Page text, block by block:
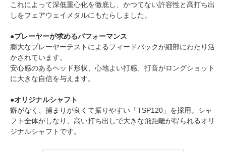
これによって深低重心化を徹底し、かつてない許容性と高打ち出
しをフェアウェイメタルにもたらしました。
●プレーヤーが求めるパフォーマンス
膨大なプレーヤーテストによるフィードバックが細部にわたり活
かされています。
安心感のあるヘッド形状、心地よい打感、打音がロングショット
に大きな自信を与えます。
●オリジナルシャフト
癖がなく、捕まりが良くて振りやすい「TSP120」を採用。シャ
フト全体がしなり、高い打ち出しで大きな飛距離が得られるオリ
ジナルシャフトです。